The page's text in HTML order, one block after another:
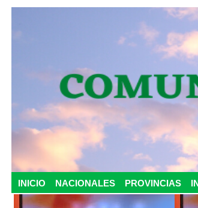
INICIO NACIONALES PROVINCIAS